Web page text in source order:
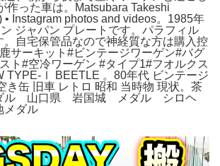
作った車は。Matsubara Takeshi
• Instagram photos and videos。1985年
ジャパン プレートです。パラフィル
。自宅保管品なので神経質な方は購入控
サーキット#ビンテージワーゲン#バグ
ト#空冷ワーゲン #タイプ1#フオルクス
TYPE-Ⅰ BEETLE 。80年代 ビンテージ
き缶 旧車 レトロ 昭和 当時物 現状。茶
ル 山口県 岩国城 メダル シロヘ
ダル